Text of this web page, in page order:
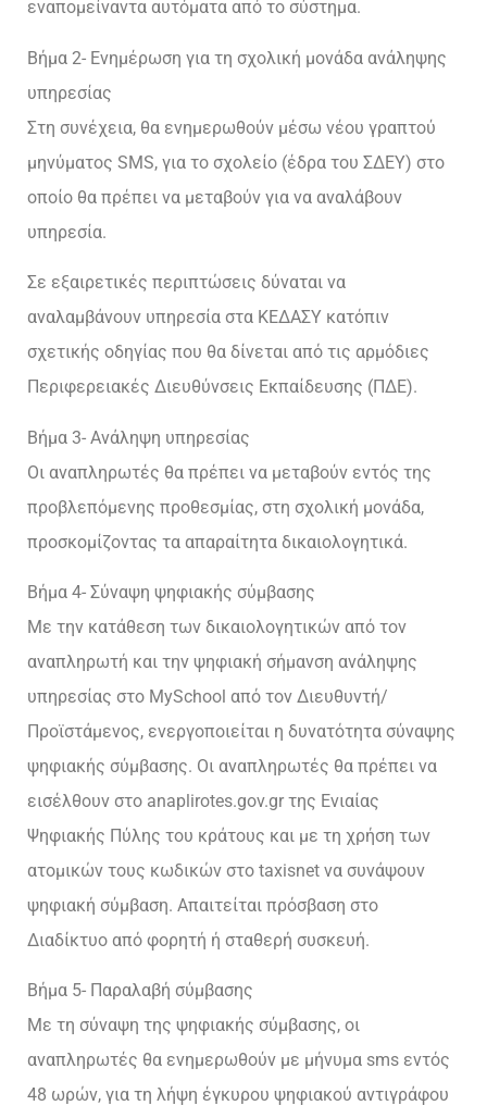
εναπομείναντα αυτόματα από το σύστημα.
Βήμα 2- Ενημέρωση για τη σχολική μονάδα ανάληψης
υπηρεσίας
Στη συνέχεια, θα ενημερωθούν μέσω νέου γραπτού
μηνύματος SMS, για το σχολείο (έδρα του ΣΔΕΥ) στο
οποίο θα πρέπει να μεταβούν για να αναλάβουν
υπηρεσία.
Σε εξαιρετικές περιπτώσεις δύναται να
αναλαμβάνουν υπηρεσία στα ΚΕΔΑΣΥ κατόπιν
σχετικής οδηγίας που θα δίνεται από τις αρμόδιες
Περιφερειακές Διευθύνσεις Εκπαίδευσης (ΠΔΕ).
Βήμα 3- Ανάληψη υπηρεσίας
Οι αναπληρωτές θα πρέπει να μεταβούν εντός της
προβλεπόμενης προθεσμίας, στη σχολική μονάδα,
προσκομίζοντας τα απαραίτητα δικαιολογητικά.
Βήμα 4- Σύναψη ψηφιακής σύμβασης
Με την κατάθεση των δικαιολογητικών από τον
αναπληρωτή και την ψηφιακή σήμανση ανάληψης
υπηρεσίας στο MySchool από τον Διευθυντή/
Προϊστάμενος, ενεργοποιείται η δυνατότητα σύναψης
ψηφιακής σύμβασης. Οι αναπληρωτές θα πρέπει να
εισέλθουν στο anaplirotes.gov.gr της Ενιαίας
Ψηφιακής Πύλης του κράτους και με τη χρήση των
ατομικών τους κωδικών στο taxisnet να συνάψουν
ψηφιακή σύμβαση. Απαιτείται πρόσβαση στο
Διαδίκτυο από φορητή ή σταθερή συσκευή.
Βήμα 5- Παραλαβή σύμβασης
Με τη σύναψη της ψηφιακής σύμβασης, οι
αναπληρωτές θα ενημερωθούν με μήνυμα sms εντός
48 ωρών, για τη λήψη έγκυρου ψηφιακού αντιγράφου